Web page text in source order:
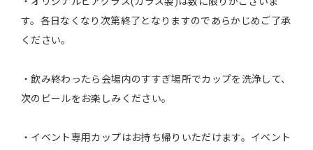
す。各日なくなり次第終了となりますのであらかじめご了承
ください。
・飲み終わったら会場内のすすぎ場所でカップを洗浄して、
次のビールをお楽しみください。
・イベント専用カップはお持ち帰りいただけます。イベント